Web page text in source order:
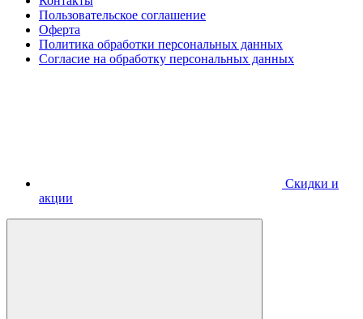
Пользовательское соглашение
Оферта
Политика обработки персональных данных
Согласие на обработку персональных данных
Скидки и
акции